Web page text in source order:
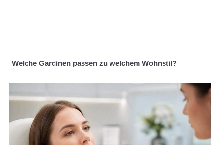
Welche Gardinen passen zu welchem Wohnstil?